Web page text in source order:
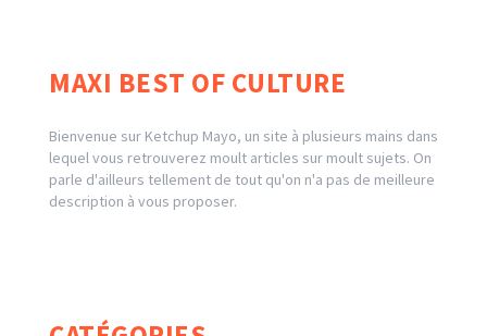
MAXI BEST OF CULTURE
Bienvenue sur Ketchup Mayo, un site à plusieurs mains dans
lequel vous retrouverez moult articles sur moult sujets. On
parle d'ailleurs tellement de tout qu'on n'a pas de meilleure
description à vous proposer.